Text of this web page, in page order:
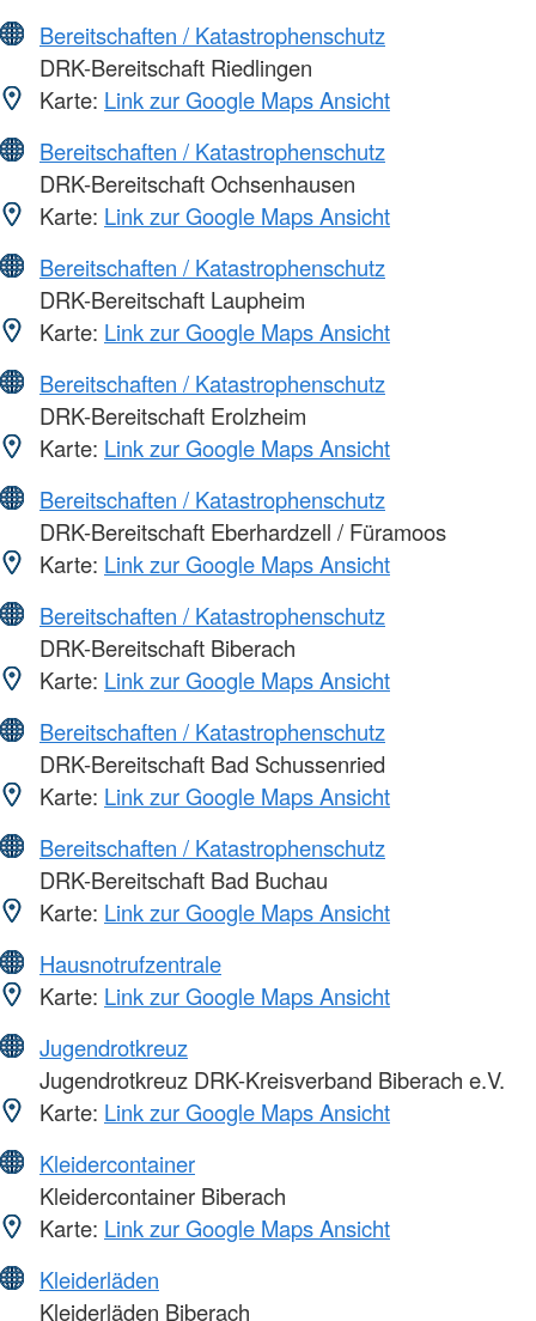
Bereitschaften / Katastrophenschutz
DRK-Bereitschaft Riedlingen
Karte: Link zur Google Maps Ansicht
Bereitschaften / Katastrophenschutz
DRK-Bereitschaft Ochsenhausen
Karte: Link zur Google Maps Ansicht
Bereitschaften / Katastrophenschutz
DRK-Bereitschaft Laupheim
Karte: Link zur Google Maps Ansicht
Bereitschaften / Katastrophenschutz
DRK-Bereitschaft Erolzheim
Karte: Link zur Google Maps Ansicht
Bereitschaften / Katastrophenschutz
DRK-Bereitschaft Eberhardzell / Füramoos
Karte: Link zur Google Maps Ansicht
Bereitschaften / Katastrophenschutz
DRK-Bereitschaft Biberach
Karte: Link zur Google Maps Ansicht
Bereitschaften / Katastrophenschutz
DRK-Bereitschaft Bad Schussenried
Karte: Link zur Google Maps Ansicht
Bereitschaften / Katastrophenschutz
DRK-Bereitschaft Bad Buchau
Karte: Link zur Google Maps Ansicht
Hausnotrufzentrale
Karte: Link zur Google Maps Ansicht
Jugendrotkreuz
Jugendrotkreuz DRK-Kreisverband Biberach e.V.
Karte: Link zur Google Maps Ansicht
Kleidercontainer
Kleidercontainer Biberach
Karte: Link zur Google Maps Ansicht
Kleiderläden
Kleiderläden Biberach